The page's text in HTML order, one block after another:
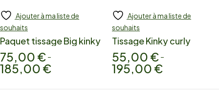
Ajouter à ma liste de
souhaits
Paquet tissage Big kinky
75,00 € –
185,00 €
Ajouter à ma liste de
souhaits
Tissage Kinky curly
55,00 € –
195,00 €